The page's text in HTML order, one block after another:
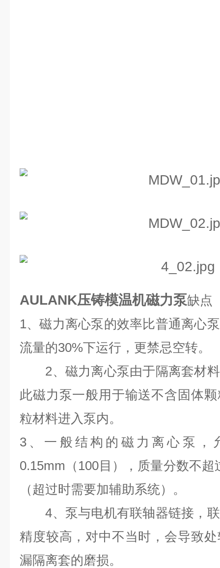
AULANK压铸模温机磁力泵缺点
1、磁力离心泵的效率比普通离心
流量的30%下运行，更禁忌空转。
2、磁力离心泵由于隔离套材料
此磁力泵一般用于输送不含固体
粒材料进入泵内。
3、一般结构的磁力离心泵，
0.15mm（100目），质量分数不
（超过时需要加辅助系统）。
4、泵与电机有联轴器链接，联
精度较高，对中不当时，会导致
漏隔离套的磨损。